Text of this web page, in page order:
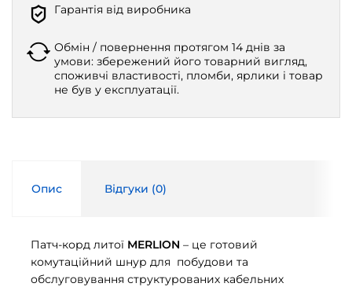
Гарантія від виробника
Обмін / повернення протягом 14 днів за
умови: збережений його товарний вигляд,
споживчі властивості, пломби, ярлики і товар
не був у експлуатації.
Опис Відгуки (0)
Патч-корд литої MERLION – це готовий
комутаційний шнур для побудови та
обслуговування структурованих кабельних